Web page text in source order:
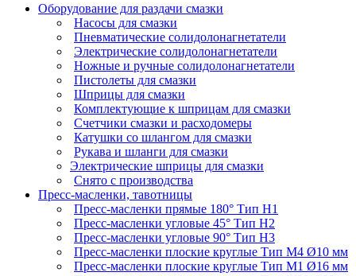
Оборудование для раздачи смазки
Насосы для смазки
Пневматические солидолонагнетатели
Электрические солидолонагнетатели
Ножные и ручные солидолонагнетатели
Пистолеты для смазки
Шприцы для смазки
Комплектующие к шприцам для смазки
Счетчики смазки и расходомеры
Катушки со шлангом для смазки
Рукава и шланги для смазки
Электрические шприцы для смазки
Снято с производства
Пресс-масленки, тавотницы
Пресс-масленки прямые 180° Тип H1
Пресс-масленки угловые 45° Тип H2
Пресс-масленки угловые 90° Тип H3
Пресс-масленки плоские круглые Тип M4 Ø10 мм
Пресс-масленки плоские круглые Тип M1 Ø16 мм